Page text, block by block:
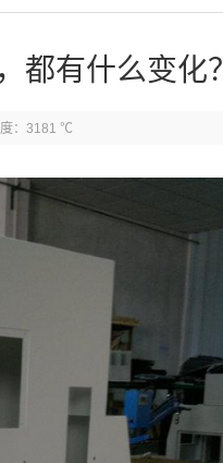
都有什么变化？
：3181 ℃